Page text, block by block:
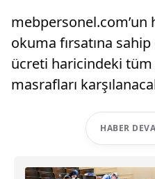
okuma fırsatına
ücreti haricindeki
masrafları
HABER